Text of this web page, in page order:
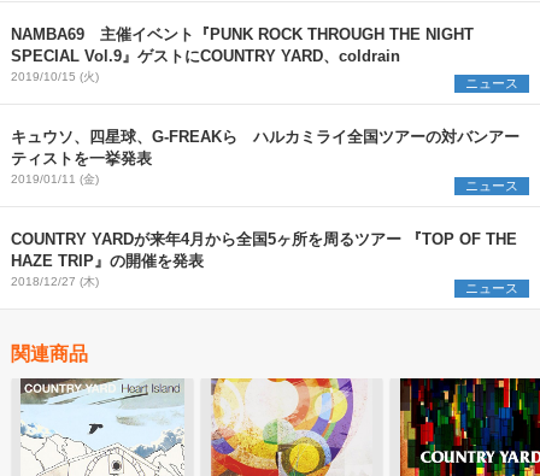
NAMBA69 主催イベント『PUNK ROCK THROUGH THE NIGHT
SPECIAL Vol.9』ゲストにCOUNTRY YARD、coldrain
2019/10/15 (火) ニュース
キュウソ、四星球、G-FREAKら ハルカミライ全国ツアーの対バンアー
ティストを一挙発表
2019/01/11 (金) ニュース
COUNTRY YARDが来年4月から全国5ヶ所を周るツアー 『TOP OF THE
HAZE TRIP』の開催を発表
2018/12/27 (木) ニュース
関連商品